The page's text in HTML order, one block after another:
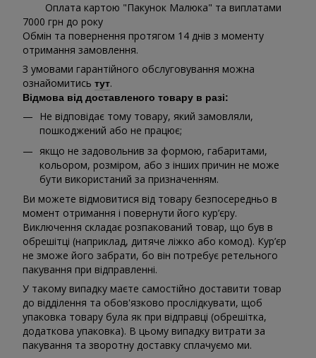
Оплата картою "Пакунок Малюка" та виплатами
7000 грн до року
Обмін та повернення протягом 14 днів з моменту
отримання замовлення.
З умовами гарантійного обслуговування можна
ознайомитись тут.
Відмова від доставленого товару в разі:
Не відповідає тому товару, який замовляли,
пошкоджений або не працює;
якщо не задовольнив за формою, габаритами,
кольором, розміром, або з інших причин не може
бути використаний за призначенням.
Ви можете відмовитися від товару безпосередньо в
момент отримання і повернути його кур’єру.
Виключення складає розпакований товар, що був в
обрешітці (наприклад, дитяче ліжко або комод). Кур’єр
не зможе його забрати, бо він потребує ретельного
пакування при відправленні.
У такому випадку маєте самостійно доставити товар
до відділення та обов'язково прослідкувати, щоб
упаковка товару була як при відправці (обрешітка,
додаткова упаковка). В цьому випадку витрати за
пакування та зворотну доставку сплачуємо ми.